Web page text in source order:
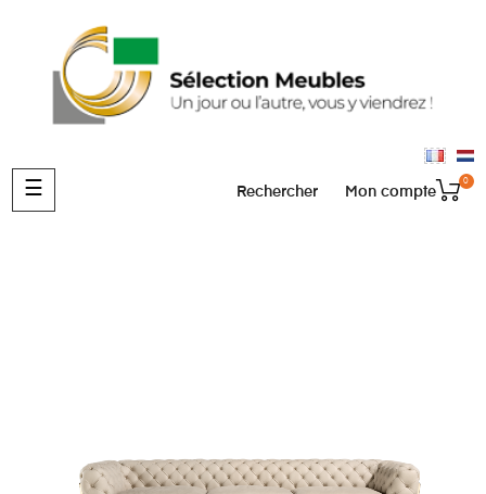
Basculer
la
☰ 0
Mon compte
Rechercher